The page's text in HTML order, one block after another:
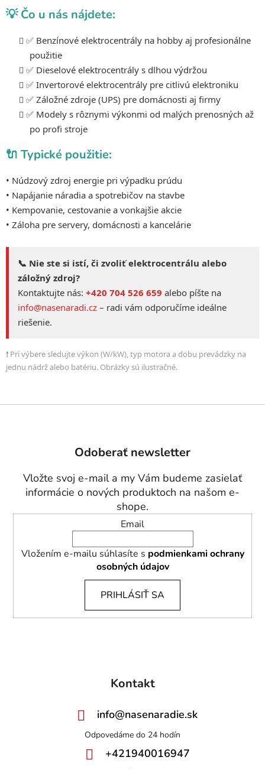
i
u
💡 Čo u nás nájdete:
✅ Benzínové elektrocentrály na hobby aj profesionálne
použitie
✅ Dieselové elektrocentrály s dlhou výdržou
✅ Invertorové elektrocentrály pre citlivú elektroniku
✅ Záložné zdroje (UPS) pre domácnosti aj firmy
✅ Modely s rôznymi výkonmi od malých prenosných až
po profi stroje
🔌 Typické použitie:
• Núdzový zdroj energie pri výpadku prúdu
• Napájanie náradia a spotrebičov na stavbe
• Kempovanie, cestovanie a vonkajšie akcie
• Záloha pre servery, domácnosti a kancelárie
📞 Nie ste si istí, či zvoliť elektrocentrálu alebo
záložný zdroj?
Kontaktujte nás: +420 704 526 659 alebo píšte na
info@nasenaradi.cz – radi vám odporučíme ideálne
riešenie.
❗ Pri výbere sledujte výkon (W/kW), typ motora a dobu prevádzky na
jednu nádrž alebo batériu. Obrázky sú ilustračné.
Odoberať newsletter
Vložte svoj e-mail a my Vám budeme zasielať
informácie o nových produktoch na našom e-
shope.
Email
Vložením e-mailu súhlasíte s podmienkami ochrany
osobných údajov
PRIHLÁSIŤ SA
Kontakt
info@nasenaradie.sk
+421940016947